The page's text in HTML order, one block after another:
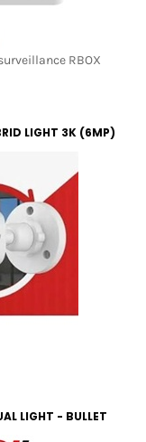
RBOX
LIGHT 3K (6MP)
LIGHT - BULLET